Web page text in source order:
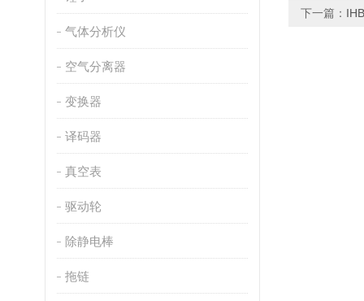
气体分析仪
空气分离器
变换器
译码器
真空表
驱动轮
除静电棒
拖链
下一篇：